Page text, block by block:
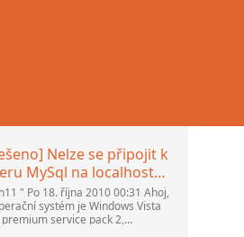
Nelze se připojit k
MySql na localhost
(Zobrazit téma) *
komunity Apache
" Po 18. října 2010 00:31 Ahoj,
systém je Windows Vista
service pack 2,